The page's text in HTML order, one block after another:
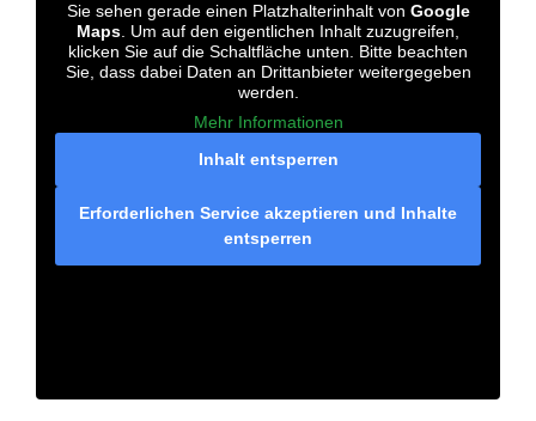
Sie sehen gerade einen Platzhalterinhalt von Google
Maps. Um auf den eigentlichen Inhalt zuzugreifen,
klicken Sie auf die Schaltfläche unten. Bitte beachten
Sie, dass dabei Daten an Drittanbieter weitergegeben
werden.
Mehr Informationen
Inhalt entsperren
Erforderlichen Service akzeptieren und Inhalte
entsperren